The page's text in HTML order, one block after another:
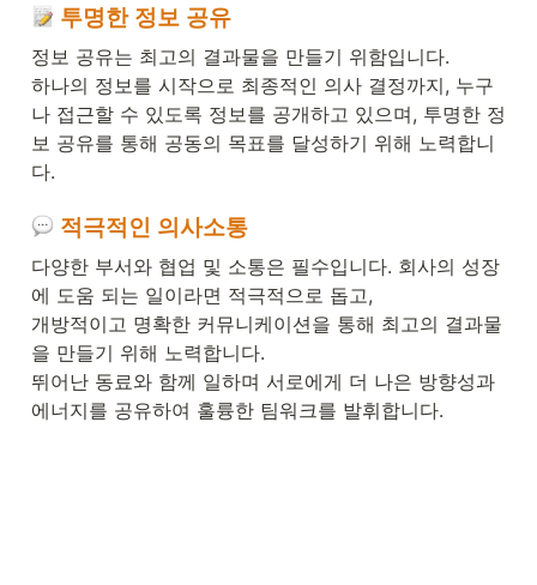
투명한 정보 공유
정보 공유는 최고의 결과물을 만들기 위함입니다.
하나의 정보를 시작으로 최종적인 의사 결정까지, 누구
나 접근할 수 있도록 정보를 공개하고 있으며, 투명한 정
보 공유를 통해 공동의 목표를 달성하기 위해 노력합니
다.
적극적인 의사소통
다양한 부서와 협업 및 소통은 필수입니다. 회사의 성장
에 도움 되는 일이라면 적극적으로 돕고,
개방적이고 명확한 커뮤니케이션을 통해 최고의 결과물
을 만들기 위해 노력합니다.
뛰어난 동료와 함께 일하며 서로에게 더 나은 방향성과
에너지를 공유하여 훌륭한 팀워크를 발휘합니다.